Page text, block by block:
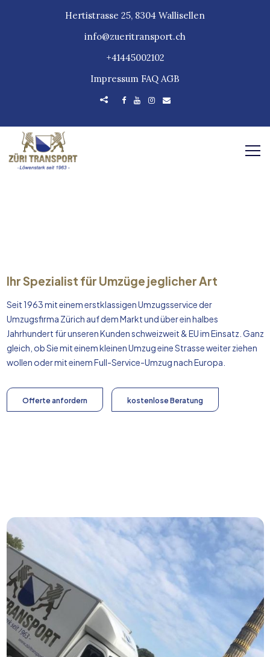
Hertistrasse 25, 8304 Wallisellen
info@zueritransport.ch
+41445002102
Impressum FAQ AGB
Ihr Spezialist für Umzüge jeglicher Art
Seit 1963 mit einem erstklassigen Umzugsservice der
Umzugsfirma Zürich auf dem Markt und über ein halbes
Jahrhundert für unseren Kunden schweizweit & EU im Einsatz. Ganz
gleich, ob Sie mit einem kleinen Umzug eine Strasse weiter ziehen
wollen oder mit einem Full-Service-Umzug nachEuropa
Offerte anfordern kostenlose Beratung